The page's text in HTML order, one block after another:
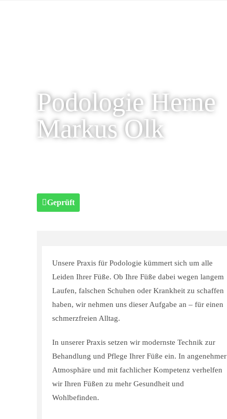
Podologie Herne
Markus Olk
Geprüft
Unsere Praxis für Podologie kümmert sich um alle
Leiden Ihrer Füße. Ob Ihre Füße dabei wegen langem
Laufen, falschen Schuhen oder Krankheit zu schaffen
haben, wir nehmen uns dieser Aufgabe an – für einen
schmerzfreien Alltag.
In unserer Praxis setzen wir modernste Technik zur
Behandlung und Pflege Ihrer Füße ein. In angenehmer
Atmosphäre und mit fachlicher Kompetenz verhelfen
wir Ihren Füßen zu mehr Gesundheit und
Wohlbefinden.